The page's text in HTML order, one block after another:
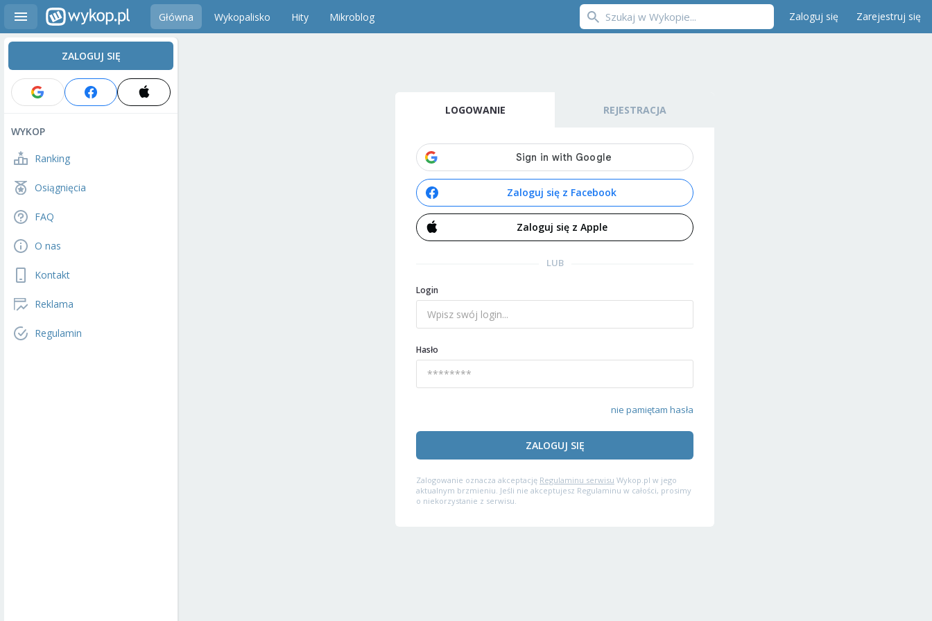
Główna Wykopalisko Hity Mikroblog Zaloguj się Zarejestruj się
ZALOGUJ SIĘ
WYKOP
Ranking
Osiągnięcia
FAQ
O nas
Kontakt
Reklama
Regulamin
LOGOWANIE REJESTRACJA
Zaloguj się z Facebook
Zaloguj się z Apple
LUB
Login
Hasło
nie pamiętam hasła
ZALOGUJ SIĘ
Zalogowanie oznacza akceptację Regulaminu serwisu Wykop.pl w jego
aktualnym brzmieniu. Jeśli nie akceptujesz Regulaminu w całości, prosimy
o niekorzystanie z serwisu.